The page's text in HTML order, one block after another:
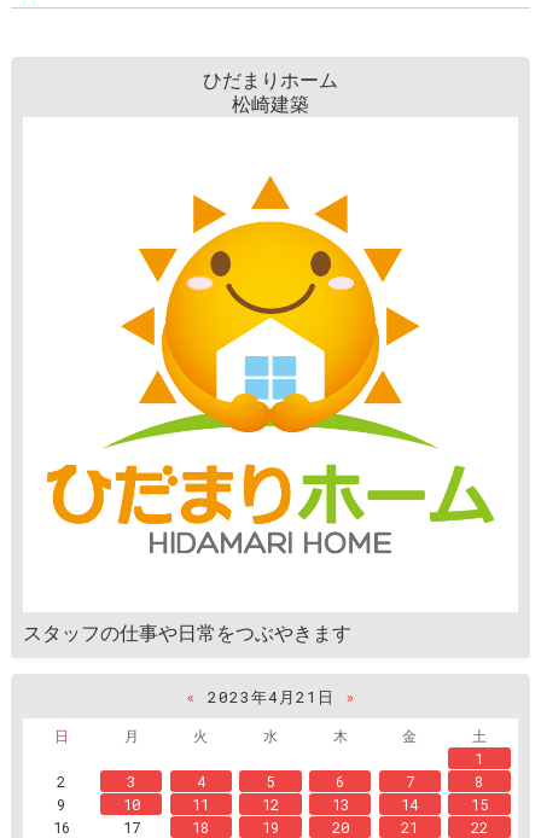
ひだまりホーム
松崎建築
スタッフの仕事や日常をつぶやきます
« 2023年4月21日
»
日
月 火 水 木 金
土
1
2
3 4 5 6 7
8
9
10 11 12 13 14
15
16
17 18 19 20 21 22